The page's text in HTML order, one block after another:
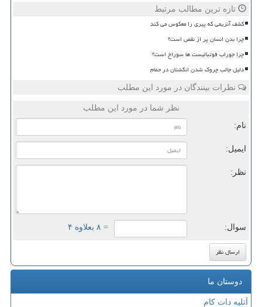
تازه ترین مطالب مرتبط
کشف آنزیمی که پیری را معکوس می کند
چرا بدن انسان پر از نقص است؟
چرا جوراب فوتبالیست ها سوراخ است؟
دلیل جالب چروک شدن انگشتان در حمام
نظرات بینندگان در مورد این مطلب
نظر شما در مورد این مطلب
نام:
ایمیل:
نظر:
سوال: = ۸ بعلاوه ۴
دوستان ما
آتلیه دات کام